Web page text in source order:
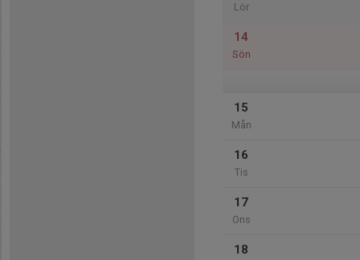
Lör
14
Sön
15
Mån
16
Tis
17
Ons
18